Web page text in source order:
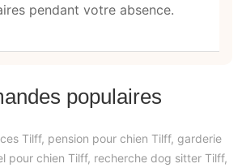
pendant votre absence.
populaires
Tilff, pension pour chien Tilff, garderie
pour chien Tilff, recherche dog sitter Tilff,